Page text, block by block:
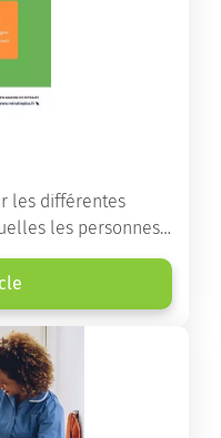
les différentes
les personnes
séjour en maison